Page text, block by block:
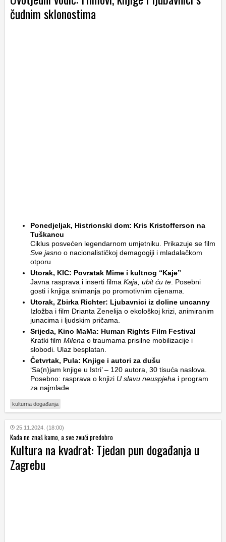
čudnim sklonostima
Ponedjeljak, Histrionski dom: Kris Kristofferson na
Tuškancu
Ciklus posvećen legendarnom umjetniku. Prikazuje se film
Sve jasno o nacionalističkoj demagogiji i mladalačkom
otporu
Utorak, KIC: Povratak Mime i kultnog “Kaje”
Javna rasprava i inserti filma Kaja, ubit ću te . Posebni
gosti i knjiga snimanja po promotivnim cijenama.
Utorak, Zbirka Richter: Ljubavnici iz doline uncanny
Izložba i film Drianta Zenelija o ekološkoj krizi, animiranim
junacima i ljudskim pričama.
Srijeda, Kino MaMa: Human Rights Film Festival
Kratki film Milena o traumama prisilne mobilizacije i
slobodi. Ulaz besplatan.
Četvrtak, Pula: Knjige i autori za dušu
‘Sa(n)jam knjige u Istri’ – 120 autora, 30 tisuća naslova.
Posebno: rasprava o knjizi U slavu neuspjeha i program
za najmlađe
kulturna događanja
25.11.2024. (18:00)
Kada ne znaš kamo, a sve zvuči predobro
Kultura na kvadrat: Tjedan pun događanja u
Zagrebu